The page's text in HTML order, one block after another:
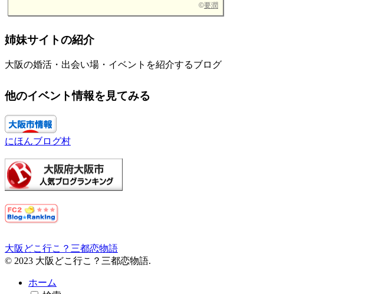
©要潤
姉妹サイトの紹介
大阪の婚活・出会い場・イベントを紹介するブログ
他のイベント情報を見てみる
にほんブログ村
大阪どこ行こ？三都恋物語
© 2023 大阪どこ行こ？三都恋物語.
ホーム